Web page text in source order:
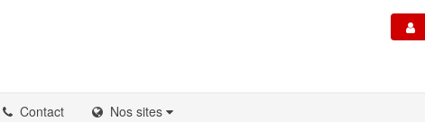
Contact Nos sites